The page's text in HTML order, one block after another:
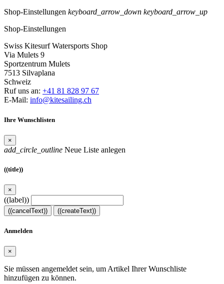
Shop-Einstellungen keyboard_arrow_down keyboard_arrow_up
Shop-Einstellungen
Swiss Kitesurf Watersports Shop
Via Mulets 9
Sportzentrum Mulets
7513 Silvaplana
Schweiz
Ruf uns an: +41 81 828 97 67
E-Mail: info@kitesailing.ch
Ihre Wunschlisten
×
add_circle_outline Neue Liste anlegen
((title))
×
((label))
((cancelText)) ((createText))
Anmelden
×
Sie müssen angemeldet sein, um Artikel Ihrer Wunschliste
hinzufügen zu können.